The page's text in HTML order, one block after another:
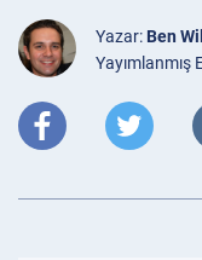
Yazar: Ben
Yayımlanmış